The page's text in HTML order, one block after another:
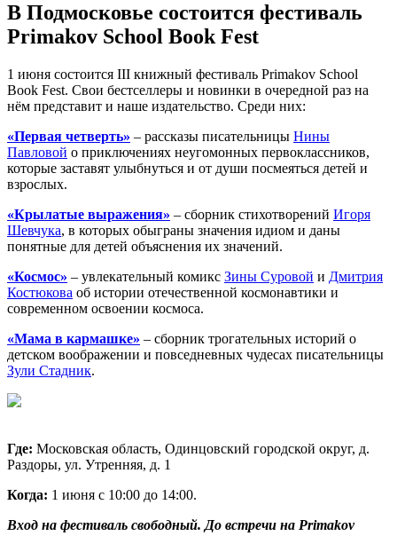
В Подмосковье состоится фестиваль
Primakov School Book Fest
1 июня состоится III книжный фестиваль Primakov School
Book Fest. Свои бестселлеры и новинки в очередной раз на
нём представит и наше издательство. Среди них:
«Первая четверть» – рассказы писательницы Нины
Павловой о приключениях неугомонных первоклассников,
которые заставят улыбнуться и от души посмеяться детей и
взрослых.
«Крылатые выражения» – сборник стихотворений Игоря
Шевчука, в которых обыграны значения идиом и даны
понятные для детей объяснения их значений.
«Космос» – увлекательный комикс Зины Суровой и Дмитрия
Костюкова об истории отечественной космонавтики и
современном освоении космоса.
«Мама в кармашке» – сборник трогательных историй о
детском воображении и повседневных чудесах писательницы
Зули Стадник.
Где: Московская область, Одинцовский городской округ, д.
Раздоры, ул. Утренняя, д. 1
Когда: 1 июня с 10:00 до 14:00.
Вход на фестиваль свободный. До встречи на Primakov